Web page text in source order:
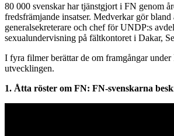
80 000 svenskar har tjänstgjort i FN genom
fredsfrämjande insatser. Medverkar gör
generalsekreterare och chef för UNDP:s
sexualundervisning på fältkontoret i Dakar,
I fyra filmer berättar de om framgångar
utvecklingen.
1. Åtta röster om FN: FN-svenskarna